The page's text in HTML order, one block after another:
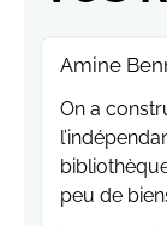
Amine
On a
peu de